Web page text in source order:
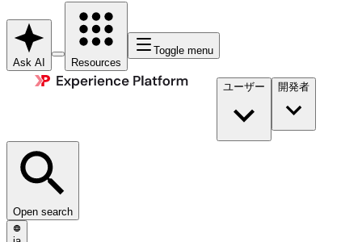
Ask AI Resources
Toggle menu
ユーザー 開発者​
Open search